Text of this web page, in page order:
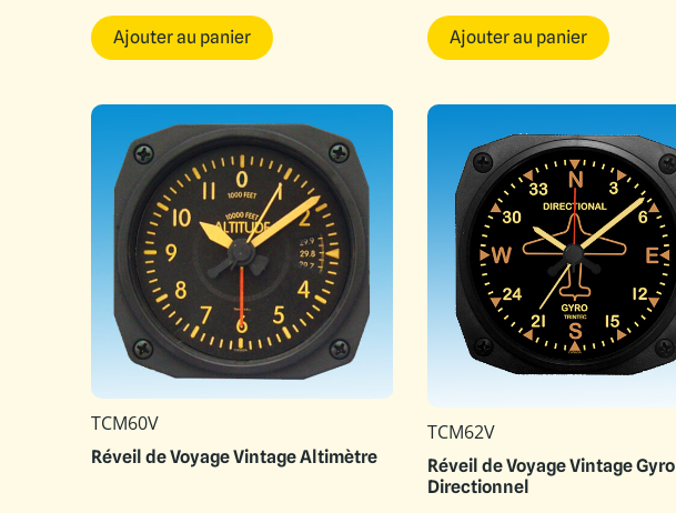
Ajouter au panier Ajouter au panier
TCM60V
Réveil de Voyage Vintage Altimètre
TCM62V
Réveil de Voyage Vintage Gyro
Directionnel